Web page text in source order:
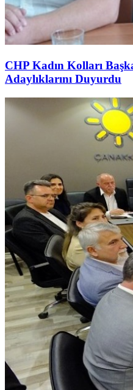
CHP Kadın Kolları
Adaylıklarını Duyurdu